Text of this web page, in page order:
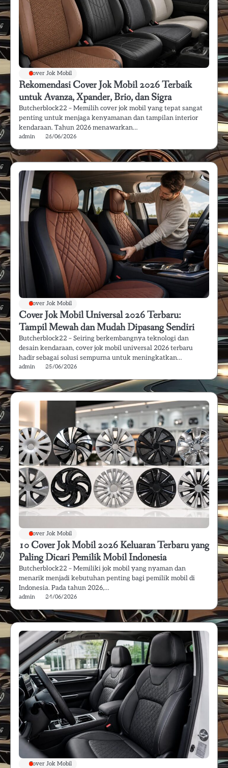
Cover Jok Mobil
Rekomendasi Cover Jok Mobil 2026 Terbaik
untuk Avanza, Xpander, Brio, dan Sigra
Butcherblock22 – Memilih cover jok mobil yang tepat sangat
penting untuk menjaga kenyamanan dan tampilan interior
kendaraan. Tahun 2026 menawarkan…
admin 26/06/2026
Cover Jok Mobil
Cover Jok Mobil Universal 2026 Terbaru:
Tampil Mewah dan Mudah Dipasang Sendiri
Butcherblock22 – Seiring berkembangnya teknologi dan
desain kendaraan, cover jok mobil universal 2026 terbaru
hadir sebagai solusi sempurna untuk meningkatkan…
admin 25/06/2026
Cover Jok Mobil
10 Cover Jok Mobil 2026 Keluaran Terbaru yang
Paling Dicari Pemilik Mobil Indonesia
Butcherblock22 – Memiliki jok mobil yang nyaman dan
menarik menjadi kebutuhan penting bagi pemilik mobil di
Indonesia. Pada tahun 2026,…
admin 24/06/2026
Cover Jok Mobil